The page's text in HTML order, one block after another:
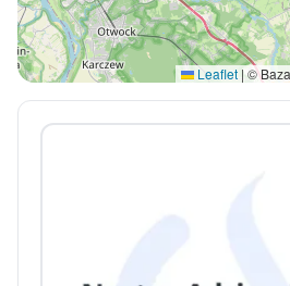
Leaflet |©